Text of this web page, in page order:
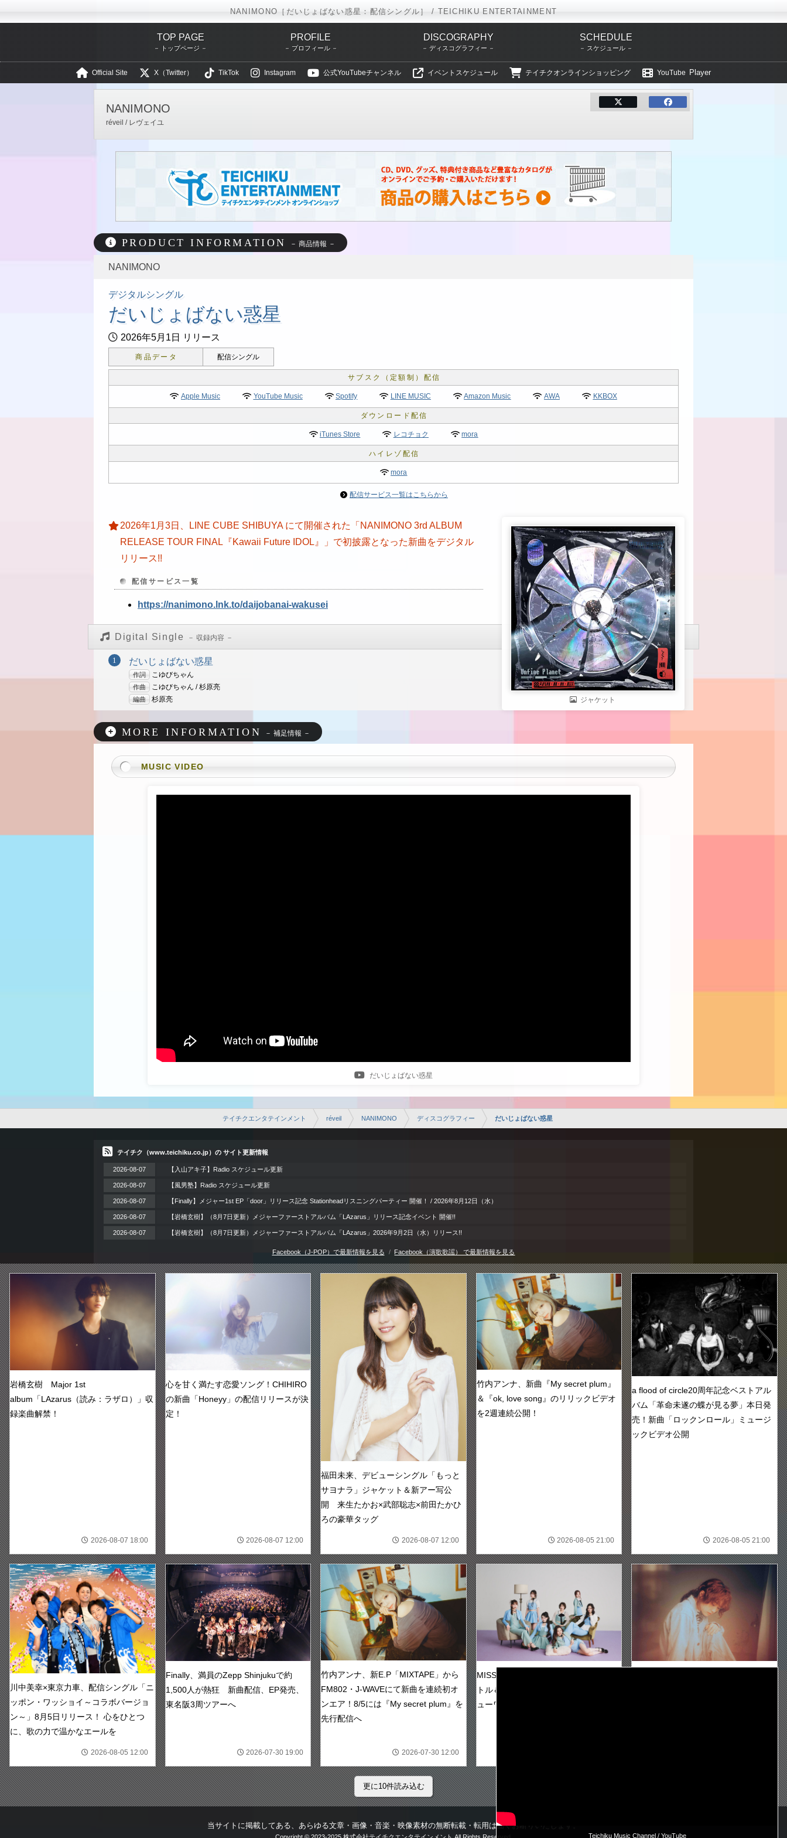
NANIMONO［だいじょばない惑星：配信シングル］ / TEICHIKU ENTERTAINMENT
TOP PAGE
トップページ
PROFILE
プロフィール
DISCOGRAPHY
ディスコグラフィー
SCHEDULE
スケジュール
Official Site X（Twitter） TikTok Instagram 公式YouTubeチャンネル イベントスケジュール テイチクオンラインショッピング YouTube Player
NANIMONO
réveil / レヴェイユ
PRODUCT INFORMATION
NANIMONO
デジタルシングル
だいじょばない惑星
2026年5月1日 リリース
商品データ 配信シングル
Apple Music YouTube Music Spotify LINE MUSIC Amazon Music AWA KKBOX
iTunes Store レコチョク mora
mora
配信サービス一覧はこちらから
ジャケット
2026年1月3日、LINE CUBE SHIBUYA にて開催された「NANIMONO 3rd ALBUM
RELEASE TOUR FINAL『Kawaii Future IDOL』」で初披露となった新曲をデジタル
リリース!!
配信サービス一覧
https://nanimono.lnk.to/daijobanai-wakusei
Digital Single
だいじょばない惑星
作詞 こゆびちゃん
作曲 こゆびちゃん / 杉原亮
編曲 杉原亮
MORE INFORMATION
MUSIC VIDEO
だいじょばない惑星
テイチクエンタテインメント réveil NANIMONO ディスコグラフィー だいじょばない惑星
テイチク（www.teichiku.co.jp）の サイト更新情報
2026-08-07 【入山アキ子】Radio スケジュール更新
2026-08-07 【風男塾】Radio スケジュール更新
2026-08-07 【Finally】メジャー1st EP「door」リリース記念 Stationheadリスニングパーティー 開催！ / 2026年8月12日（水）
2026-08-07 【岩橋玄樹】（8月7日更新）メジャーファーストアルバム「LAzarus」リリース記念イベント 開催!!
2026-08-07 【岩橋玄樹】（8月7日更新）メジャーファーストアルバム「LAzarus」2026年9月2日（水）リリース!!
Facebook（J-POP）で最新情報を見る Facebook（演歌歌謡） で最新情報を見る
岩橋玄樹 Major 1st
album「LAzarus（読み：ラザロ）」収
録楽曲解禁！
2026-08-07 18:00
心を甘く満たす恋愛ソング！CHIHIRO
の新曲「Honeyy」の配信リリースが決
定！
2026-08-07 12:00
福田未来、デビューシングル「もっと
サヨナラ」ジャケット＆新アー写公
開 来生たかお×武部聡志×前田たかひ
ろの豪華タッグ
2026-08-07 12:00
竹内アンナ、新曲『My secret plum』
＆『ok, love song』のリリックビデオ
を2週連続公開！
2026-08-05 21:00
a flood of circle20周年記念ベストアル
バム「革命未遂の蝶が見る夢」本日発
売！新曲「ロックンロール」ミュージ
ックビデオ公開
2026-08-05 21:00
川中美幸×東京力車、配信シングル「ニ
ッポン・ワッショイ～コラボバージョ
ン～」8月5日リリース！ 心をひとつ
に、歌の力で温かなエールを
2026-08-05 12:00
Finally、満員のZepp Shinjukuで約
1,500人が熱狂 新曲配信、EP発売、
東名阪3周ツアーへ
2026-07-30 19:00
竹内アンナ、新E.P「MIXTAPE」から
FM802・J-WAVEにて新曲を連続初オ
ンエア！8/5には『My secret plum』を
先行配信へ
2026-07-30 12:00
MISS MERCYメジャー1stシングルタイ
トル＆新ビジュアル公開メジャーデビ
ューワンマンライブの開催も決定
更に10件読み込む
当サイトに掲載してある、あらゆる文章・画像・音楽・映像素材の無断転載・転用は固くお断りいたします。
Teichiku Music Channel / YouTube
CLOSE